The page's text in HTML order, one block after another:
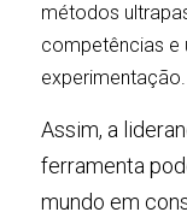
métodos
competências e
experimentação.
Assim, a
ferramenta
mundo em